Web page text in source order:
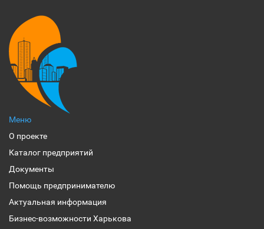
Меню
О проекте
Каталог предприятий
Документы
Помощь предпринимателю
Актуальная информация
Бизнес-возможности Харькова